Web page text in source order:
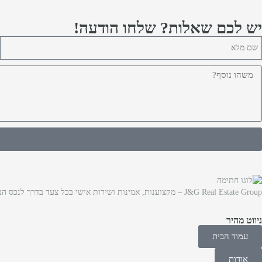
יש לכם שאלות? שלחו הודעה!
J&G Real Estate Group – מקצוענות, אמינות ושירות אישי בכל צעד בדרך לנכס הבא שלכם
ניווט מהיר
עמוד הבית
אודות